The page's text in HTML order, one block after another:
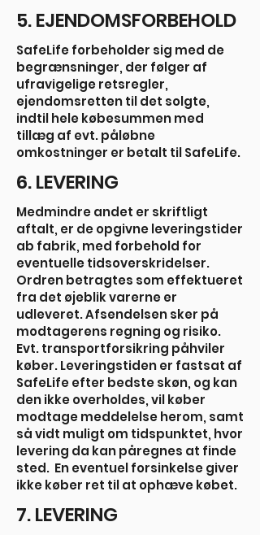
5. EJENDOMSFORBEHOLD
SafeLife forbeholder sig med de
begrænsninger, der følger af
ufravigelige retsregler,
ejendomsretten til det solgte,
indtil hele købesummen med
tillæg af evt. påløbne
omkostninger er betalt til SafeLife.
6. LEVERING
Medmindre andet er skriftligt
aftalt, er de opgivne leveringstider
ab fabrik, med forbehold for
eventuelle tidsoverskridelser.
Ordren betragtes som effektueret
fra det øjeblik varerne er
udleveret. Afsendelsen sker på
modtagerens regning og risiko.
Evt. transportforsikring påhviler
køber. Leveringstiden er fastsat af
SafeLife efter bedste skøn, og kan
den ikke overholdes, vil køber
modtage meddelelse herom, samt
så vidt muligt om tidspunktet, hvor
levering da kan påregnes at finde
sted. En eventuel forsinkelse giver
ikke køber ret til at ophæve købet.
7. LEVERING